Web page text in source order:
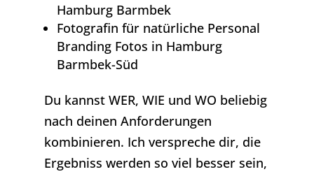
Hamburg Barmbek
Fotografin für natürliche Personal
Branding Fotos in Hamburg
Barmbek-Süd
Du kannst WER, WIE und WO beliebig
nach deinen Anforderungen
kombinieren. Ich verspreche dir, die
Ergebniss werden so viel besser sein,